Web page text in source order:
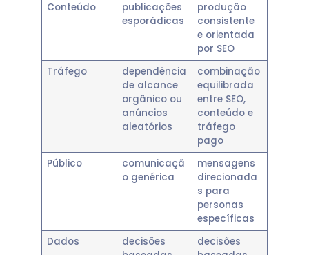
Conteúdo
publicações
esporádicas
produção
consistente
e orientada
por SEO
Tráfego
dependência
de alcance
orgânico ou
anúncios
aleatórios
combinação
equilibrada
entre SEO,
conteúdo e
tráfego
pago
Público
comunicaçã
o genérica
mensagens
direcionada
s para
personas
específicas
Dados
decisões
decisões